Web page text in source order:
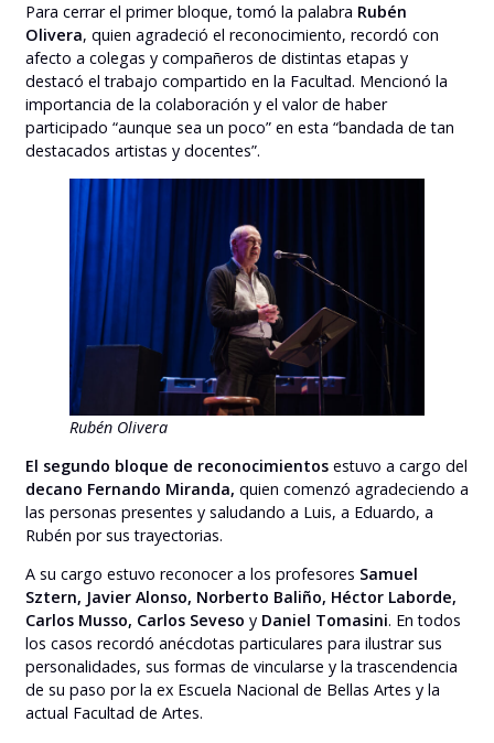
Para cerrar el primer bloque, tomó la palabra Rubén
Olivera, quien agradeció el reconocimiento, recordó con
afecto a colegas y compañeros de distintas etapas y
destacó el trabajo compartido en la Facultad. Mencionó la
importancia de la colaboración y el valor de haber
participado “aunque sea un poco” en esta “bandada de tan
destacados artistas y docentes”.
Rubén Olivera
El segundo bloque de reconocimientos estuvo a cargo del
decano Fernando Miranda, quien comenzó agradeciendo a
las personas presentes y saludando a Luis, a Eduardo, a
Rubén por sus trayectorias.
A su cargo estuvo reconocer a los profesores Samuel
Sztern, Javier Alonso, Norberto Baliño, Héctor Laborde,
Carlos Musso, Carlos Seveso y Daniel Tomasini. En todos
los casos recordó anécdotas particulares para ilustrar sus
personalidades, sus formas de vincularse y la trascendencia
de su paso por la ex Escuela Nacional de Bellas Artes y la
actual Facultad de Artes.